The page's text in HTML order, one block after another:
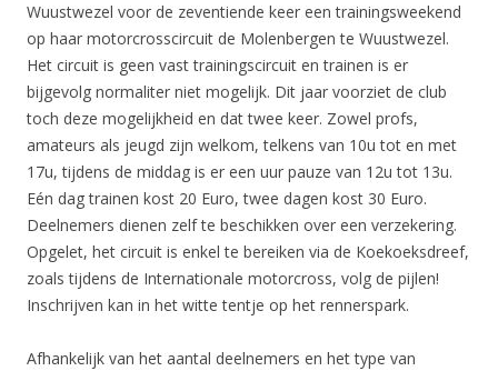
Wuustwezel voor de zeventiende keer een trainingsweekend
op haar motorcrosscircuit de Molenbergen te Wuustwezel.
Het circuit is geen vast trainingscircuit en trainen is er
bijgevolg normaliter niet mogelijk. Dit jaar voorziet de club
toch deze mogelijkheid en dat twee keer. Zowel profs,
amateurs als jeugd zijn welkom, telkens van 10u tot en met
17u, tijdens de middag is er een uur pauze van 12u tot 13u.
Eén dag trainen kost 20 Euro, twee dagen kost 30 Euro.
Deelnemers dienen zelf te beschikken over een verzekering.
Opgelet, het circuit is enkel te bereiken via de Koekoeksdreef,
zoals tijdens de Internationale motorcross, volg de pijlen!
Inschrijven kan in het witte tentje op het rennerspark.
Afhankelijk van het aantal deelnemers en het type van